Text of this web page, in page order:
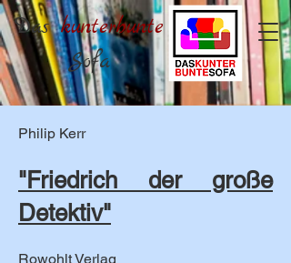
Daskunterbunte
Sofa
Philip Kerr
"Friedrich der große
Detektiv"
Rowohlt Verlag